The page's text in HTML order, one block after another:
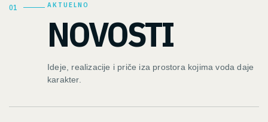
01 AKTUELNO
NOVOSTI
Ideje, realizacije i priče iza prostora kojima voda daje
karakter.